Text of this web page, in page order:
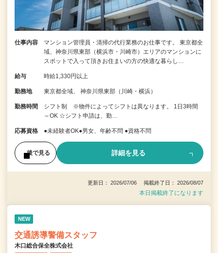
仕事内容
マンション管理員・清掃の代行業務のお仕事です。 東京都全
域、神奈川県東部（横浜市・川崎市）エリアのマンションに
スポットで入って頂きお住まいの方の快適な暮らし…
給与 時給1,330円以上
勤務地 東京都全域、 神奈川県東部（川崎・横浜）
勤務時間
シフト制 ※物件によってシフトは異なります。 1日3時間
～OK ☆シフト申請は、勤…
応募資格 ●未経験者OK●男女、年齢不問 ●資格不問
後で見る 詳細を見る
更新日： 2026/07/06 掲載終了日： 2026/08/07
本日掲載終了になります
NEW
交通誘導警備スタッフ
木口総合保全株式会社